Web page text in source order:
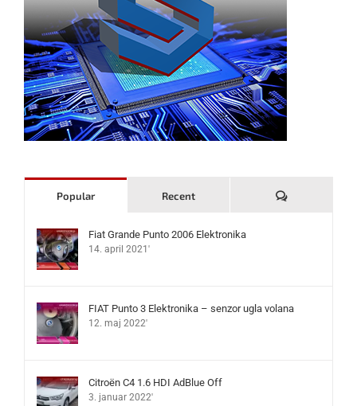
Popular Recent Komentari
Fiat Grande Punto 2006 Elektronika
14. april 2021'
FIAT Punto 3 Elektronika – senzor ugla volana
12. maj 2022'
Citroën C4 1.6 HDI AdBlue Off
3. januar 2022'